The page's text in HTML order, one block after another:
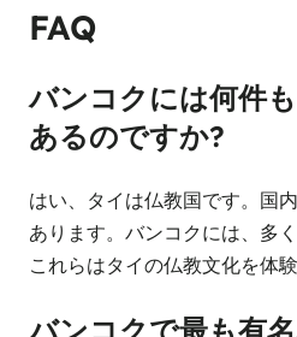
FAQ
バンコクには何件
あるのですか?
はい、タイは仏教国です。国
あります。バンコクには、多
これらはタイの仏教文化を体